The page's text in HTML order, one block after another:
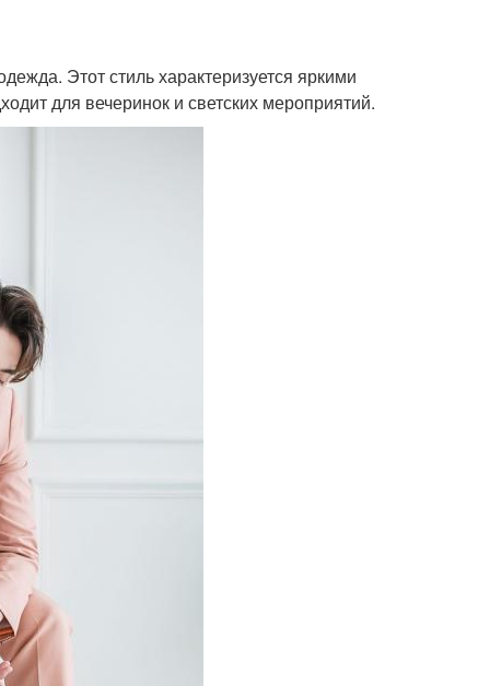
Этот стиль характеризуется яркими
для вечеринок и светских мероприятий.